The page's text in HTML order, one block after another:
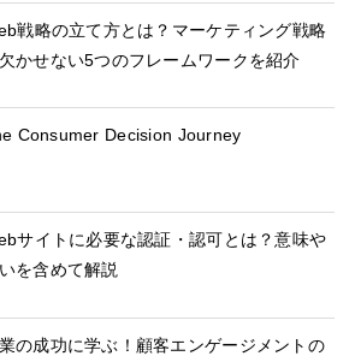
戦略の立て方とは？マーケティング戦略
かせない5つのフレームワークを紹介
Consumer Decision Journey
サイトに必要な認証・認可とは？意味や
を含めて解説
の成功に学ぶ！顧客エンゲージメントの